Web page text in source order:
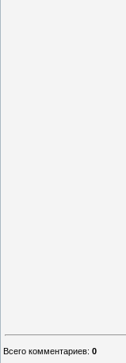
Всего комментариев: 0